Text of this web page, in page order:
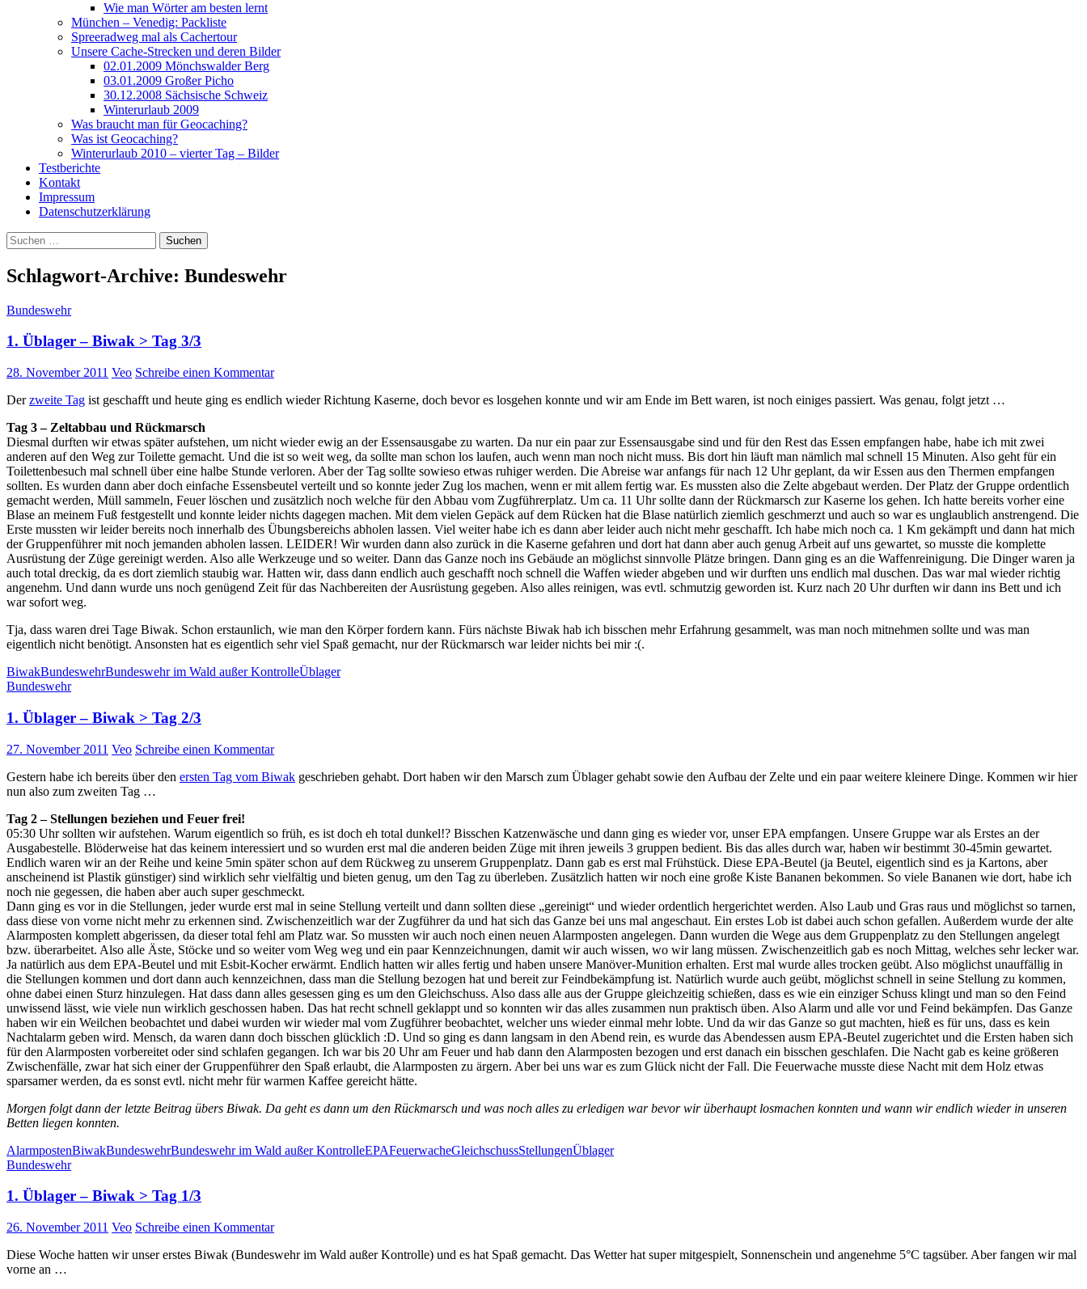
Wie man Wörter am besten lernt
München – Venedig: Packliste
Spreeradweg mal als Cachertour
Unsere Cache-Strecken und deren Bilder
02.01.2009 Mönchswalder Berg
03.01.2009 Großer Picho
30.12.2008 Sächsische Schweiz
Winterurlaub 2009
Was braucht man für Geocaching?
Was ist Geocaching?
Winterurlaub 2010 – vierter Tag – Bilder
Testberichte
Kontakt
Impressum
Datenschutzerklärung
Suchen
nach:
Schlagwort-Archive: Bundeswehr
Bundeswehr
1. Üblager – Biwak > Tag 3/3
28. November 2011 Veo Schreibe einen Kommentar
Derzweite Tag ist geschafft und heute ging es endlich wieder Richtung Kaserne, doch bevor es losgehen konnte und wir am Ende im Bett waren, ist noch einiges passiert. Was genau, folgt jetzt …
Tag 3 – Zeltabbau und Rückmarsch
Diesmal durften wir etwas später aufstehen, um nicht wieder ewig an der Essensausgabe zu warten. Da nur ein paar zur Essensausgabe sind und für den Rest das Essen empfangen habe, habe ich mit zwei
anderen auf den Weg zur Toilette gemacht. Und die ist so weit weg, da sollte man schon los laufen, auch wenn man noch nicht muss. Bis dort hin läuft man nämlich mal schnell 15 Minuten. Also geht für ein
Toilettenbesuch mal schnell über eine halbe Stunde verloren. Aber der Tag sollte sowieso etwas ruhiger werden. Die Abreise war anfangs für nach 12 Uhr geplant, da wir Essen aus den Thermen empfangen
sollten. Es wurden dann aber doch einfache Essensbeutel verteilt und so konnte jeder Zug los machen, wenn er mit allem fertig war. Es mussten also die Zelte abgebaut werden. Der Platz der Gruppe ordentlich
gemacht werden, Müll sammeln, Feuer löschen und zusätzlich noch welche für den Abbau vom Zugführerplatz. Um ca. 11 Uhr sollte dann der Rückmarsch zur Kaserne los gehen. Ich hatte bereits vorher eine
Blase an meinem Fuß festgestellt und konnte leider nichts dagegen machen. Mit dem vielen Gepäck auf dem Rücken hat die Blase natürlich ziemlich geschmerzt und auch so war es unglaublich anstrengend. Die
Erste mussten wir leider bereits noch innerhalb des Übungsbereichs abholen lassen. Viel weiter habe ich es dann aber leider auch nicht mehr geschafft. Ich habe mich noch ca. 1 Km gekämpft und dann hat mich
der Gruppenführer mit noch jemanden abholen lassen. LEIDER! Wir wurden dann also zurück in die Kaserne gefahren und dort hat dann aber auch genug Arbeit auf uns gewartet, so musste die komplette
Ausrüstung der Züge gereinigt werden. Also alle Werkzeuge und so weiter. Dann das Ganze noch ins Gebäude an möglichst sinnvolle Plätze bringen. Dann ging es an die Waffenreinigung. Die Dinger waren ja
auch total dreckig, da es dort ziemlich staubig war. Hatten wir, dass dann endlich auch geschafft noch schnell die Waffen wieder abgeben und wir durften uns endlich mal duschen. Das war mal wieder richtig
angenehm. Und dann wurde uns noch genügend Zeit für das Nachbereiten der Ausrüstung gegeben. Also alles reinigen, was evtl. schmutzig geworden ist. Kurz nach 20 Uhr durften wir dann ins Bett und ich
war sofort weg.
Tja, dass waren drei Tage Biwak. Schon erstaunlich, wie man den Körper fordern kann. Fürs nächste Biwak hab ich bisschen mehr Erfahrung gesammelt, was man noch mitnehmen sollte und was man
eigentlich nicht benötigt. Ansonsten hat es eigentlich sehr viel Spaß gemacht, nur der Rückmarsch war leider nichts bei mir :(.
BiwakBundeswehrBundeswehr im Wald außer KontrolleÜblager
Bundeswehr
1. Üblager – Biwak > Tag 2/3
27. November 2011 Veo Schreibe einen Kommentar
Gestern habe ich bereits über den ersten Tag vom Biwak geschrieben gehabt. Dort haben wir den Marsch zum Üblager gehabt sowie den Aufbau der Zelte und ein paar weitere kleinere Dinge. Kommen wir hier
nun also zum zweiten Tag …
Tag 2 – Stellungen beziehen und Feuer frei!
05:30 Uhr sollten wir aufstehen. Warum eigentlich so früh, es ist doch eh total dunkel!? Bisschen Katzenwäsche und dann ging es wieder vor, unser EPA empfangen. Unsere Gruppe war als Erstes an der
Ausgabestelle. Blöderweise hat das keinem interessiert und so wurden erst mal die anderen beiden Züge mit ihren jeweils 3 gruppen bedient. Bis das alles durch war, haben wir bestimmt 30-45min gewartet.
Endlich waren wir an der Reihe und keine 5min später schon auf dem Rückweg zu unserem Gruppenplatz. Dann gab es erst mal Frühstück. Diese EPA-Beutel (ja Beutel, eigentlich sind es ja Kartons, aber
anscheinend ist Plastik günstiger) sind wirklich sehr vielfältig und bieten genug, um den Tag zu überleben. Zusätzlich hatten wir noch eine große Kiste Bananen bekommen. So viele Bananen wie dort, habe ich
noch nie gegessen, die haben aber auch super geschmeckt.
Dann ging es vor in die Stellungen, jeder wurde erst mal in seine Stellung verteilt und dann sollten diese „gereinigt“ und wieder ordentlich hergerichtet werden. Also Laub und Gras raus und möglichst so tarnen,
dass diese von vorne nicht mehr zu erkennen sind. Zwischenzeitlich war der Zugführer da und hat sich das Ganze bei uns mal angeschaut. Ein erstes Lob ist dabei auch schon gefallen. Außerdem wurde der alte
Alarmposten komplett abgerissen, da dieser total fehl am Platz war. So mussten wir auch noch einen neuen Alarmposten angelegen. Dann wurden die Wege aus dem Gruppenplatz zu den Stellungen angelegt
bzw. überarbeitet. Also alle Äste, Stöcke und so weiter vom Weg weg und ein paar Kennzeichnungen, damit wir auch wissen, wo wir lang müssen. Zwischenzeitlich gab es noch Mittag, welches sehr lecker war.
Ja natürlich aus dem EPA-Beutel und mit Esbit-Kocher erwärmt. Endlich hatten wir alles fertig und haben unsere Manöver-Munition erhalten. Erst mal wurde alles trocken geübt. Also möglichst unauffällig in
die Stellungen kommen und dort dann auch kennzeichnen, dass man die Stellung bezogen hat und bereit zur Feindbekämpfung ist. Natürlich wurde auch geübt, möglichst schnell in seine Stellung zu kommen,
ohne dabei einen Sturz hinzulegen. Hat dass dann alles gesessen ging es um den Gleichschuss. Also dass alle aus der Gruppe gleichzeitig schießen, dass es wie ein einziger Schuss klingt und man so den Feind
unwissend lässt, wie viele nun wirklich geschossen haben. Das hat recht schnell geklappt und so konnten wir das alles zusammen nun praktisch üben. Also Alarm und alle vor und Feind bekämpfen. Das Ganze
haben wir ein Weilchen beobachtet und dabei wurden wir wieder mal vom Zugführer beobachtet, welcher uns wieder einmal mehr lobte. Und da wir das Ganze so gut machten, hieß es für uns, dass es kein
Nachtalarm geben wird. Mensch, da waren dann doch bisschen glücklich :D. Und so ging es dann langsam in den Abend rein, es wurde das Abendessen ausm EPA-Beutel zugerichtet und die Ersten haben sich
für den Alarmposten vorbereitet oder sind schlafen gegangen. Ich war bis 20 Uhr am Feuer und hab dann den Alarmposten bezogen und erst danach ein bisschen geschlafen. Die Nacht gab es keine größeren
Zwischenfälle, zwar hat sich einer der Gruppenführer den Spaß erlaubt, die Alarmposten zu ärgern. Aber bei uns war es zum Glück nicht der Fall. Die Feuerwache musste diese Nacht mit dem Holz etwas
sparsamer werden, da es sonst evtl. nicht mehr für warmen Kaffee gereicht hätte.
Morgen folgt dann der letzte Beitrag übers Biwak. Da geht es dann um den Rückmarsch und was noch alles zu erledigen war bevor wir überhaupt losmachen konnten und wann wir endlich wieder in unseren
Betten liegen konnten.
AlarmpostenBiwakBundeswehrBundeswehr im Wald außer KontrolleEPAFeuerwacheGleichschussStellungenÜblager
Bundeswehr
1. Üblager – Biwak > Tag 1/3
26. November 2011 Veo Schreibe einen Kommentar
Diese Woche hatten wir unser erstes Biwak (Bundeswehr im Wald außer Kontrolle) und es hat Spaß gemacht. Das Wetter hat super mitgespielt, Sonnenschein und angenehme 5°C tagsüber. Aber fangen wir mal
vorne an …